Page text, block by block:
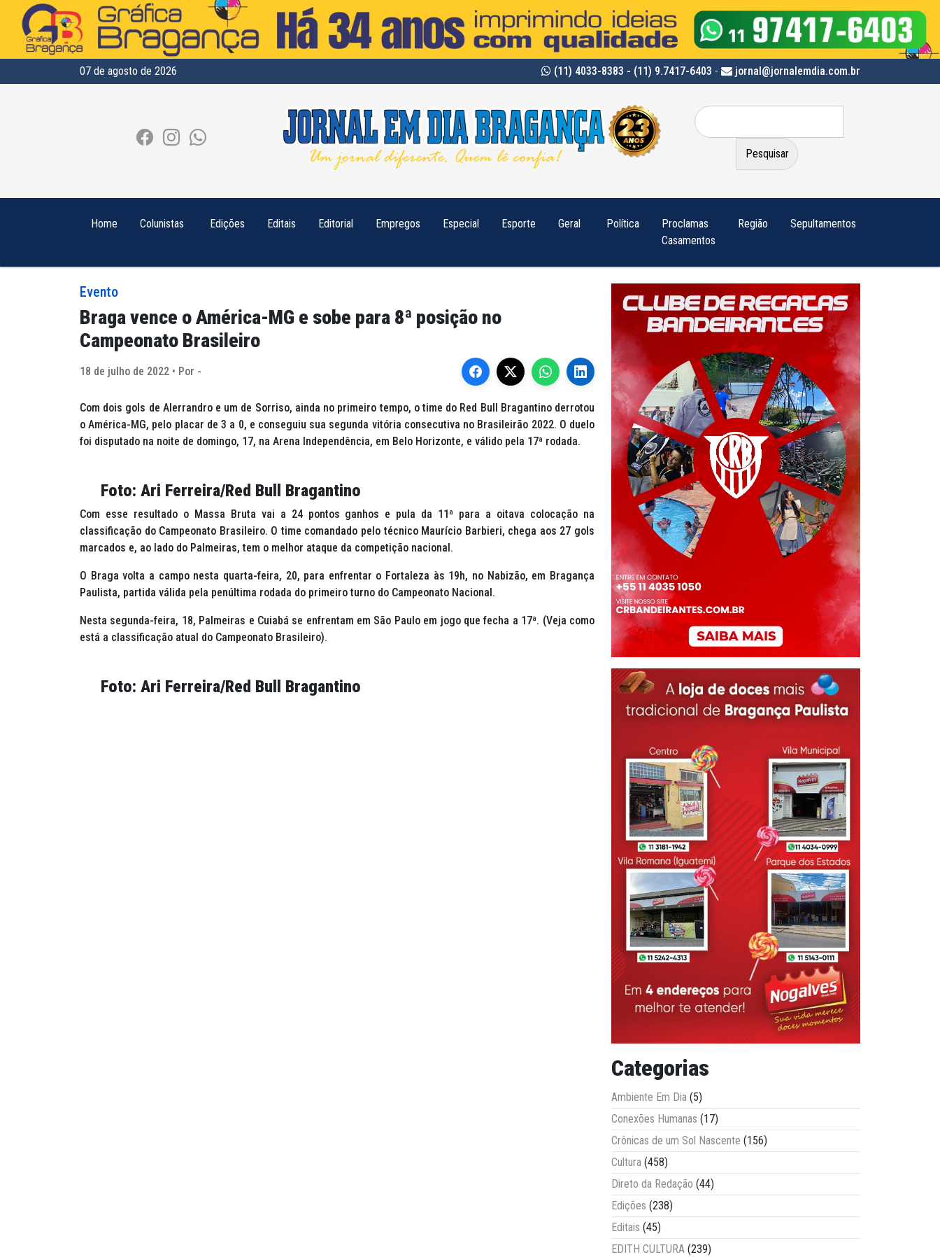
07 de agosto de 2026 (11) 4033-8383 - (11) 9.7417-6403 - jornal@jornalemdia.com.br
Pesquisar
por:
Home Colunistas Edições Editais Editorial Empregos Especial Esporte Geral Política
Proclamas
Casamentos
Região Sepultamentos
Evento
Braga vence o América-MG e sobe para 8ª posição no
Campeonato Brasileiro
18 de julho de 2022 • Por -
Com dois gols de Alerrandro e um de Sorriso, ainda no primeiro tempo, o time do Red Bull Bragantino derrotou
o América-MG, pelo placar de 3 a 0, e conseguiu sua segunda vitória consecutiva no Brasileirão 2022. O duelo
foi disputado na noite de domingo, 17, na Arena Independência, em Belo Horizonte, e válido pela 17ª rodada.
Foto: Ari Ferreira/Red Bull Bragantino
Com esse resultado o Massa Bruta vai a 24 pontos ganhos e pula da 11ª para a oitava colocação na
classificação do Campeonato Brasileiro. O time comandado pelo técnico Maurício Barbieri, chega aos 27 gols
marcados e, ao lado do Palmeiras, tem o melhor ataque da competição nacional.
O Braga volta a campo nesta quarta-feira, 20, para enfrentar o Fortaleza às 19h, no Nabizão, em Bragança
Paulista, partida válida pela penúltima rodada do primeiro turno do Campeonato Nacional.
Nesta segunda-feira, 18, Palmeiras e Cuiabá se enfrentam em São Paulo em jogo que fecha a 17ª. (Veja como
está a classificação atual do Campeonato Brasileiro).
Foto: Ari Ferreira/Red Bull Bragantino
Categorias
Ambiente Em Dia (5)
Conexões Humanas (17)
Crônicas de um Sol Nascente (156)
Cultura (458)
Direto da Redação (44)
Edições (238)
Editais (45)
EDITH CULTURA (239)